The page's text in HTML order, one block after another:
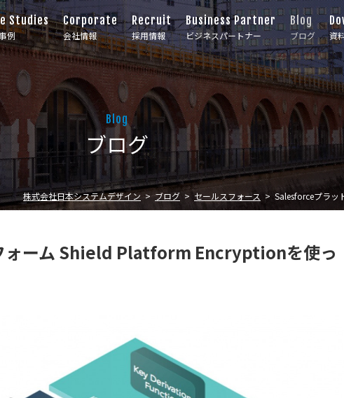
Studies
例
Corporate
会社情報
Recruit
採用情報
Business Partner
ビジネスパートナー
Blog
ブログ 資
Blog
ブログ
株式会社日本システムデザイン ブログ セールスフォース Salesforceプラッ
ォーム Shield Platform Encryptionを使っ